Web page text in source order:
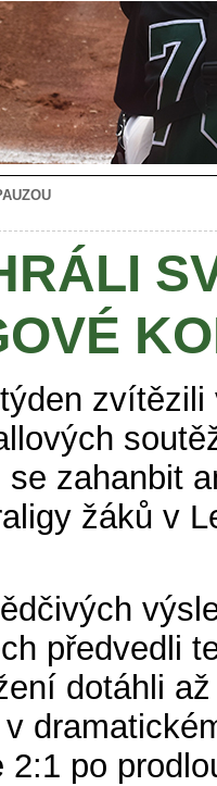
zvítězili
se zahanbit
žáků v
předvedli
dotáhli
2:1 po